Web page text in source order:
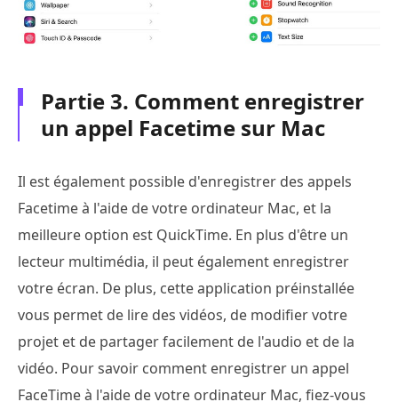
Partie 3. Comment enregistrer
un appel Facetime sur Mac
Il est également possible d'enregistrer des appels
Facetime à l'aide de votre ordinateur Mac, et la
meilleure option est QuickTime. En plus d'être un
lecteur multimédia, il peut également enregistrer
votre écran. De plus, cette application préinstallée
vous permet de lire des vidéos, de modifier votre
projet et de partager facilement de l'audio et de la
vidéo. Pour savoir comment enregistrer un appel
FaceTime à l'aide de votre ordinateur Mac, fiez-vous